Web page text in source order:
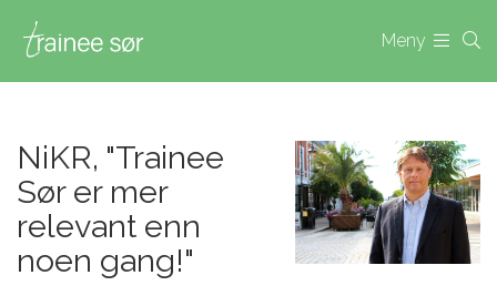
Meny
NiKR, "Trainee
Sør er mer
relevant enn
noen gang!"